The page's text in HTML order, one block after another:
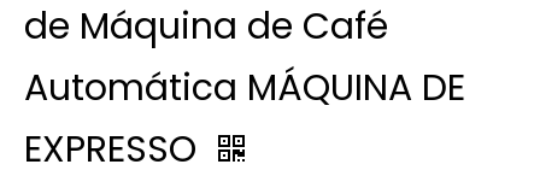
de Máquina de Café
Automática MÁQUINA DE
EXPRESSO